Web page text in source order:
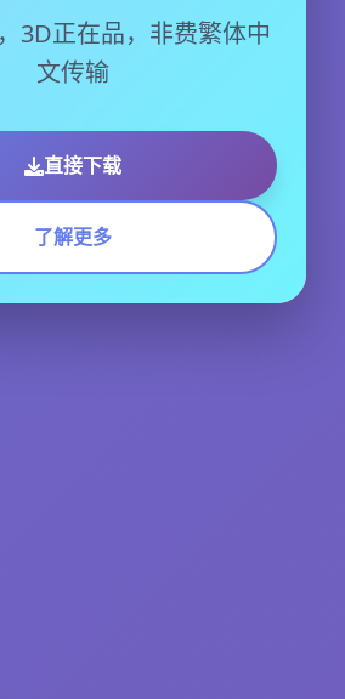
3D正在品，非费繁体中
文传输
直接下载
了解更多